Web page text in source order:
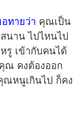
ทายว่า คุณเป็น
นาน ไปไหนไป
รู เข้ากับคนได้
ณ คงต้องออก
ณหนูเกินไป ก็คง